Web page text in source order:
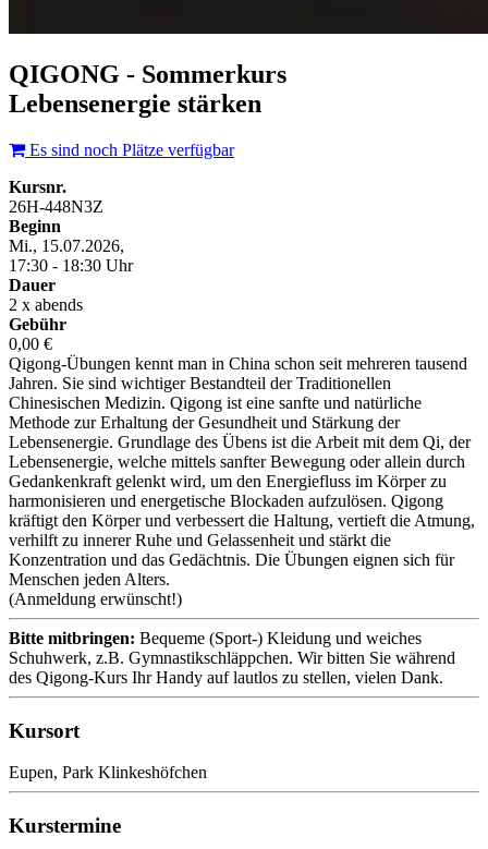
QIGONG - Sommerkurs
Lebensenergie stärken
Es sind noch Plätze verfügbar
Kursnr.
26H-448N3Z
Beginn
Mi., 15.07.2026,
17:30 - 18:30 Uhr
Dauer
2 x abends
Gebühr
0,00 €
Qigong-Übungen kennt man in China schon seit mehreren tausend
Jahren. Sie sind wichtiger Bestandteil der Traditionellen
Chinesischen Medizin. Qigong ist eine sanfte und natürliche
Methode zur Erhaltung der Gesundheit und Stärkung der
Lebensenergie. Grundlage des Übens ist die Arbeit mit dem Qi, der
Lebensenergie, welche mittels sanfter Bewegung oder allein durch
Gedankenkraft gelenkt wird, um den Energiefluss im Körper zu
harmonisieren und energetische Blockaden aufzulösen. Qigong
kräftigt den Körper und verbessert die Haltung, vertieft die Atmung,
verhilft zu innerer Ruhe und Gelassenheit und stärkt die
Konzentration und das Gedächtnis. Die Übungen eignen sich für
Menschen jeden Alters.
(Anmeldung erwünscht!)
Bitte mitbringen: Bequeme (Sport-) Kleidung und weiches
Schuhwerk, z.B. Gymnastikschläppchen. Wir bitten Sie während
des Qigong-Kurs Ihr Handy auf lautlos zu stellen, vielen Dank.
Kursort
Eupen, Park Klinkeshöfchen
Kurstermine